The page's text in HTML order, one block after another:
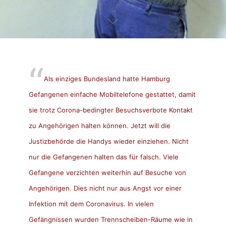
Als einziges Bundesland hatte Hamburg
Gefangenen einfache Mobiltelefone gestattet, damit
sie trotz Corona-bedingter Besuchsverbote Kontakt
zu Angehörigen halten können. Jetzt will die
Justizbehörde die Handys wieder einziehen. Nicht
nur die Gefangenen halten das für falsch. Viele
Gefangene verzichten weiterhin auf Besuche von
Angehörigen. Dies nicht nur aus Angst vor einer
Infektion mit dem Coronavirus. In vielen
Gefängnissen wurden Trennscheiben-Räume wie in